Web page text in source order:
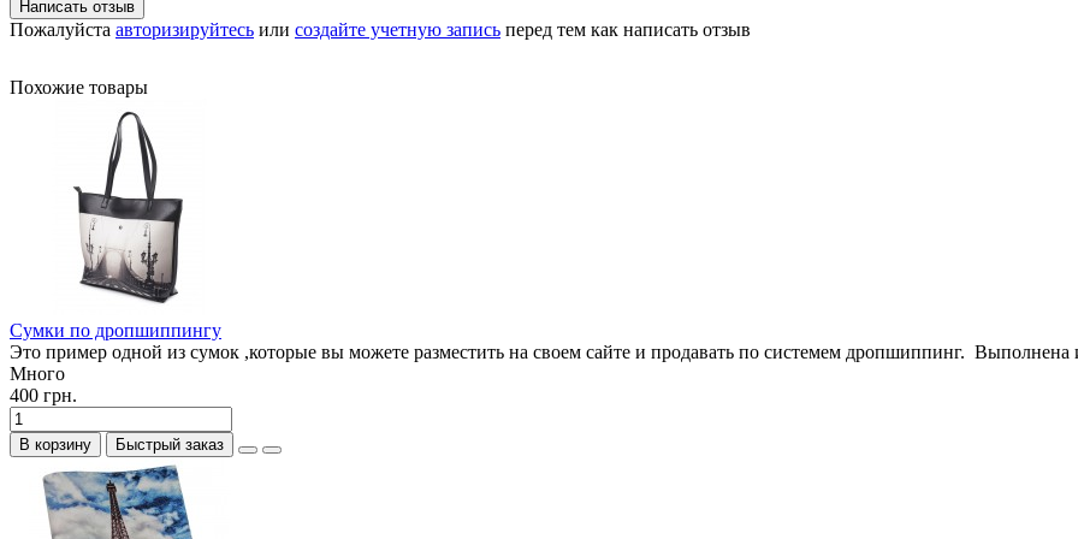
Написать отзыв
Пожалуйста авторизируйтесь или создайте учетную запись перед тем как написать отзыв
Похожие товары
Сумки по дропшиппингу
Это пример одной из сумок ,которые вы можете разместить на своем сайте и продавать по системем дропшиппинг. Выполнена
Много
400 грн.
В корзину Быстрый заказ